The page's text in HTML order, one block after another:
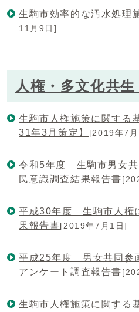
生駒市効率的な汚水処理
11月9日]
人権・多文化共
生駒市人権施策に関する
31年3月策定】
[2019年7
令和5年度 生駒市男女共
民意識調査結果報告書
平成30年度 生駒市人権
果報告書[2019年7月1日]
平成25年度 男女共同参
アンケート調査報告書
生駒市人権施策に関する